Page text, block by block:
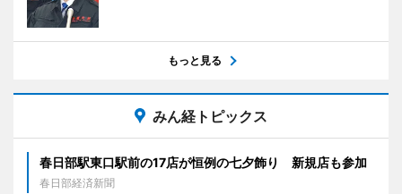
もっと見る
みん経トピックス
春日部駅東口駅前の17店が恒例の七夕飾り 新規店も参加
春日部経済新聞